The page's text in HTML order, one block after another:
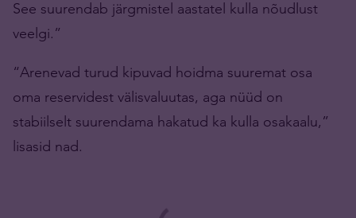
See suurendab järgmistel aastatel kulla nõudlust
veelgi.”
“Arenevad turud kipuvad hoidma suuremat osa
oma reservidest välisvaluutas, aga nüüd on
stabiilselt suurendama hakatud ka kulla osakaalu,”
lisasid nad.